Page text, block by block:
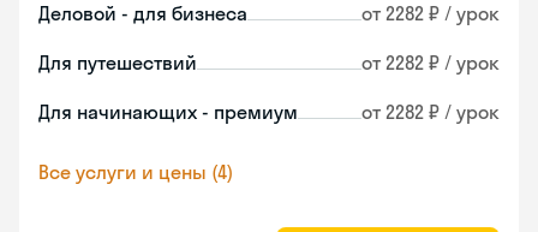
Деловой - для бизнеса от 2282 ₽ / урок
Для путешествий от 2282 ₽ / урок
Для начинающих - премиум от 2282 ₽ / урок
Все услуги и цены (4)